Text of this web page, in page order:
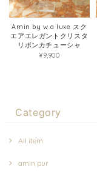
Amin by w.a luxe スク
エアエレガントクリスタ
リボンカチューシャ
¥9,900
Category
All item
amin pur